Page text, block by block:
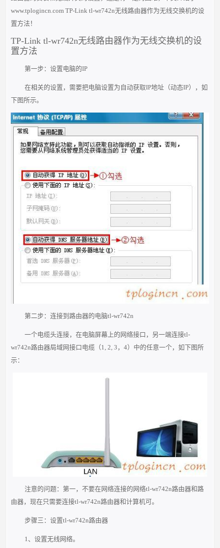
www.tplogincn.com TP-Link tl-wr742n无线路由器作为无线交换机的设
置方法！
TP-Link tl-wr742n无线路由器作为无线交换机的设
置方法
第一步：设置电脑的IP
在相关的设置，需要把电脑设置为自动获取IP地址（动态IP），如
下图所示。
第二步：连接到路由器的电脑tl-wr742n
一个电缆头连接，在电脑屏幕上的网络接口，另一端连接tl-
wr742n路由器局域网接口电缆（1, 2, 3，4）中的任意一个，如下图所
示：
注意的问题：第一，不要在网络连接的网络tl-wr742n路由器和路
由器，现在只需要连接tl-wr742n路由器和计算机可。
步骤三：设置tl-wr742n路由器
1、设置无线网络。